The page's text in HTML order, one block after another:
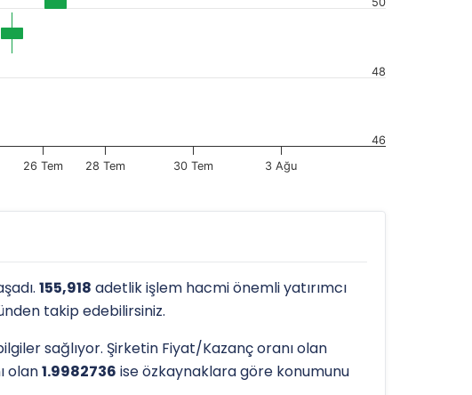
26 Tem 28 Tem 30 Tem 3 Ağu
46
48
155,918 adetlik işlem hacmi önemli yatırımcı
takip edebilirsiniz.
sağlıyor. Şirketin Fiyat/Kazanç oranı olan
olan1.9982736 ise özkaynaklara göre konumunu